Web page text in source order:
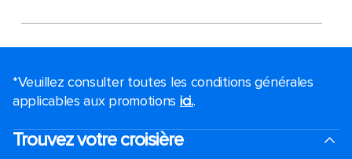
*Veuillez consulter toutes les conditions générales
applicables aux promotions ici..
Trouvez votre croisière